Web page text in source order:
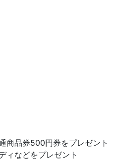
商品券500円券をプレゼント
ィなどをプレゼント